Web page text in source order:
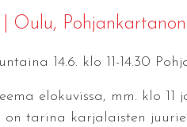
Oulu,
14.6. klo 11-14.30
elokuvissa, mm. klo
tarina karjalaisten